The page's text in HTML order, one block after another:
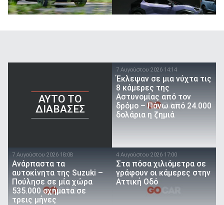
AYTO TO
ΔΙΑΒΑΣΕΣ
7 Αυγούστου 2026 14:14
Έκλεψαν σε μια νύχτα τις
8 κάμερες της
Αστυνομίας από τον
δρόμο – Πάνω από 24.000
δολάρια η ζημιά
7 Αυγούστου 2026 18:08
Ανάρπαστα τα
αυτοκίνητα της Suzuki –
Πούλησε σε μία χώρα
535.000 οχήματα σε
τρεις μήνες
4 Αυγούστου 2026 17:00
Στα πόσα χιλιόμετρα σε
γράφουν οι κάμερες στην
Αττική Οδό